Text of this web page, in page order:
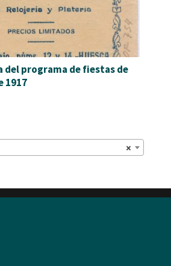
programa de fiestas de
1917
×